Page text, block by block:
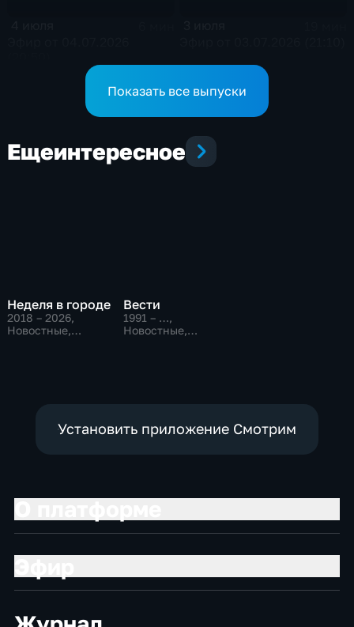
Показать все выпуски
Ещеинтересное
Неделя в городе
2018 – 2026,
Новостные,
Вести
1991 – …,
Новостные,
Установить приложение Смотрим